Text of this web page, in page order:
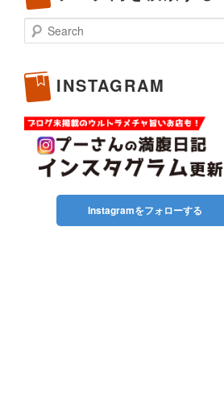
Search
INSTAGRAM
Instagramをフォローする